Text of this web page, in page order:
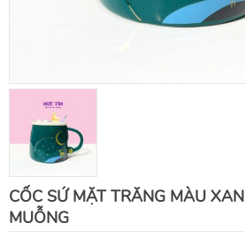
CỐC SỨ MẶT TRĂNG MÀU
MUỖNG